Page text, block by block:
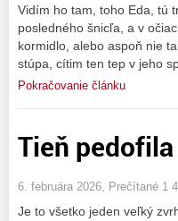
Vidím ho tam, toho Eda, tú
posledného šnicľa, a v
kormidlo, alebo aspoň nie
stúpa, cítim ten tep v jeho
Pokračovanie článku
Tieň
6. februára 2026, Prečítané 1
Je to všetko jeden veľký